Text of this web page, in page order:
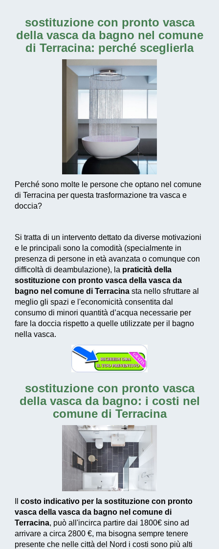
sostituzione con pronto vasca
della vasca da bagno nel comune
di Terracina: perché sceglierla
Perché sono molte le persone che optano nel comune
di Terracina per questa trasformazione tra vasca e
doccia?
Si tratta di un intervento dettato da diverse motivazioni
e le principali sono la comodità (specialmente in
presenza di persone in età avanzata o comunque con
difficoltà di deambulazione), la praticità della
sostituzione con pronto vasca della vasca da
bagno nel comune di Terracina sta nello sfruttare al
meglio gli spazi e l'economicità consentita dal
consumo di minori quantità d’acqua necessarie per
fare la doccia rispetto a quelle utilizzate per il bagno
nella vasca.
sostituzione con pronto vasca
della vasca da bagno: i costi nel
comune di Terracina
costo indicativo per la sostituzione con pronto
vasca della vasca da bagno nel comune di
Terracina, può all'incirca partire dai 1800€ sino ad
arrivare a circa 2800 €, ma bisogna sempre tenere
presente che nelle città del Nord i costi sono più alti